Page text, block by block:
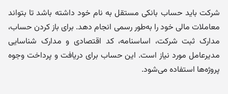
شرکت باید حساب بانکی مستقل به نام خود داشته باشد تا بتواند
معاملات مالی خود را به‌طور رسمی انجام دهد. برای باز کردن حساب،
مدارک ثبت شرکت، اساسنامه، کد اقتصادی و مدارک شناسایی
مدیرعامل مورد نیاز است. این حساب برای دریافت و پرداخت وجوه
پروژه‌ها استفاده می‌شود.